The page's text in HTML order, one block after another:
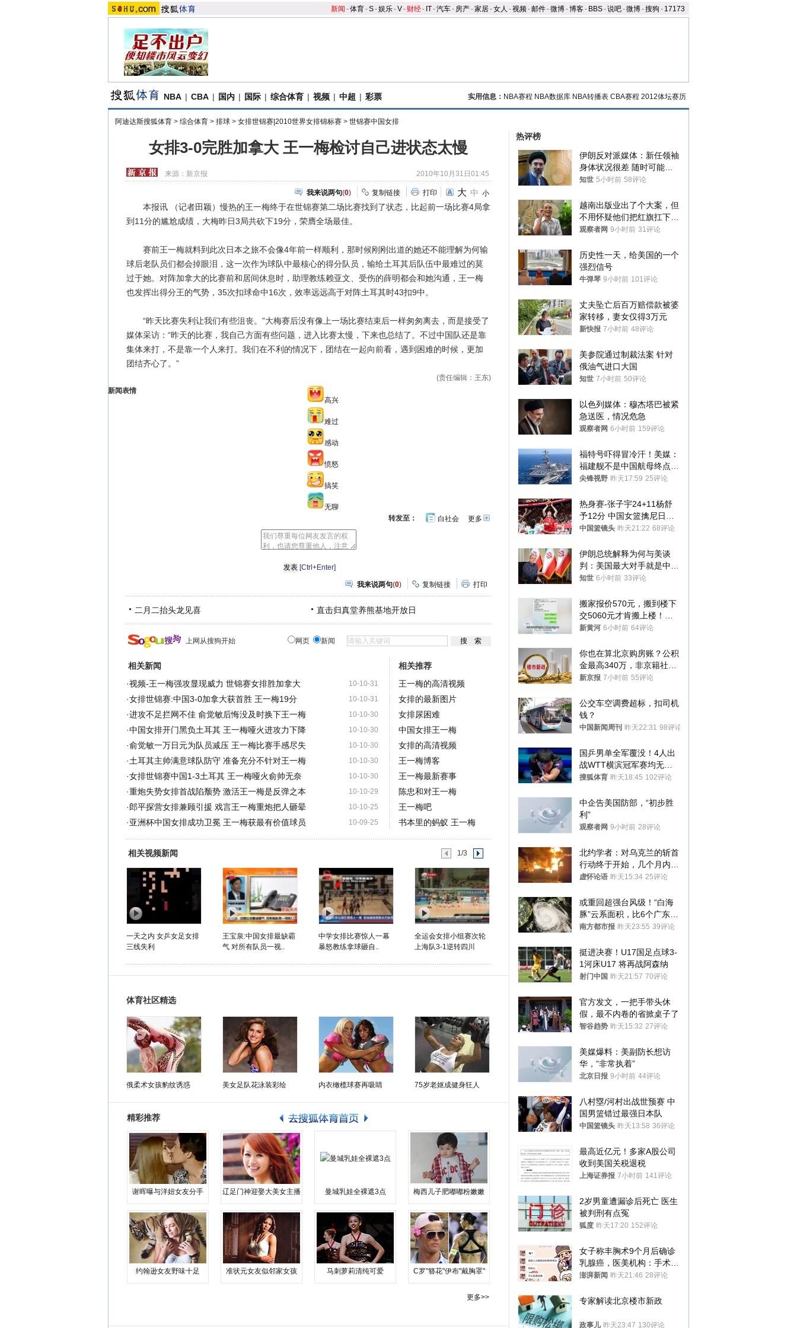
新闻 -体育-S-娱乐-V- 财经- IT-汽车- 房产-家居-女人 -视频-邮件-微博-博客- BBS-说吧-微博-搜狗 - 17173
NBA | CBA | 国内 | 国际 | 综合体育 | 视频 | 中超 | 彩票 实用信息： NBA赛程 NBA数据库 NBA转播表 CBA赛程 2012体坛赛历
阿迪达斯搜狐体育 > 综合体育 > 排球 > 女排世锦赛|2010世界女排锦标赛 > 世锦赛中国女排
女排3-0完胜加拿大 王一梅检讨自己进状态太慢
来源： 新京报 2010年10月31日01:45
我来说两句(0) 复制链接 打印 大 中 小
本报讯 （记者田颖）慢热的王一梅终于在世锦赛第二场比赛找到了状态，比起前一场比赛4局拿
到11分的尴尬成绩，大梅昨日3局共砍下19分，荣膺全场最佳。
赛前王一梅就料到此次日本之旅不会像4年前一样顺利，那时候刚刚出道的她还不能理解为何输
球后老队员们都会掉眼泪，这一次作为球队中最核心的得分队员，输给土耳其后队伍中最难过的莫
过于她。对阵加拿大的比赛前和居间休息时，助理教练赖亚文、受伤的薛明都会和她沟通，王一梅
也发挥出得分王的气势，35次扣球命中16次，效率远远高于对阵土耳其时43扣9中。
“昨天比赛失利让我们有些沮丧。”大梅赛后没有像上一场比赛结束后一样匆匆离去，而是接受了
媒体采访：“昨天的比赛，我自己方面有些问题，进入比赛太慢，下来也总结了。不过中国队还是靠
集体来打，不是靠一个人来打。我们在不利的情况下，团结在一起向前看，遇到困难的时候，更加
团结齐心了。”
(责任编辑：王东)
新闻表情
高兴
难过
感动
愤怒
搞笑
无聊
更多开
转发至： 白社会
[Ctrl+Enter]
我来说两句(0) 复制链接 打印
二月二抬头龙见喜 直击归真堂养熊基地开放日
上网从搜狗开始 网页 新闻
相关新闻
10-10-31
·视频-王一梅强攻显现威力 世锦赛女排胜加拿大
10-10-31
·女排世锦赛:中国3-0加拿大获首胜 王一梅19分
10-10-30
·进攻不足拦网不佳 俞觉敏后悔没及时换下王一梅
10-10-30
·中国女排开门黑负土耳其 王一梅哑火进攻力下降
10-10-30
·俞觉敏一万日元为队员减压 王一梅比赛手感尽失
10-10-30
·土耳其主帅满意球队防守 准备充分不针对王一梅
10-10-30
·女排世锦赛中国1-3土耳其 王一梅哑火俞帅无奈
10-10-29
·重炮失势女排首战陷颓势 激活王一梅是反弹之本
10-10-25
·郎平探营女排兼顾引援 戏言王一梅重炮把人砸晕
10-09-25
·亚洲杯中国女排成功卫冕 王一梅获最有价值球员
相关推荐
王一梅的高清视频
女排的最新图片
女排尿困难
中国女排王一梅
女排的高清视频
王一梅博客
王一梅最新赛事
陈忠和对王一梅
王一梅吧
书本里的蚂蚁 王一梅
相关视频新闻 1/3
一天之内 女乒女足女排
三线失利
王宝泉:中国女排最缺霸
气 对所有队员一视..
中学女排比赛惊人一幕
暴怒教练拿球砸自..
全运会女排小组赛次轮
上海队3-1逆转四川
体育社区精选
俄柔术女孩豹纹诱惑 美女足队花泳装彩绘 内衣橄榄球赛再吸睛 75岁老妪成健身狂人
精彩推荐
谢晖曝与洋妞女友分手 辽足门神迎娶大美女主播 曼城乳娃全裸遮3点 梅西儿子肥嘟嘟粉嫩嫩
约翰逊女友野味十足 准状元女友似邻家女孩 马刺萝莉清纯可爱 C罗"簪花"伊布"戴胸罩"
更多>>
热评榜
伊朗反对派媒体：新任领袖
身体状况很差 随时可能离
世
知世 5小时前 58评论
越南出版业出了个大案，但
不用怀疑他们把红旗扛下去
的决心
观察者网 9小时前 31评论
历史性一天，给美国的一个
强烈信号
牛弹琴 9小时前 101评论
丈夫坠亡后百万赔偿款被婆
家转移，妻女仅得3万元
新快报 7小时前 48评论
美参院通过制裁法案 针对
俄油气进口大国
知世 7小时前 50评论
以色列媒体：穆杰塔巴被紧
急送医，情况危急
观察者网 6小时前 159评论
福特号吓得冒冷汗！美媒：
福建舰不是中国航母终点，
而是新起点！
尖锋视野 昨天17:59 25评论
热身赛-张子宇24+11杨舒
予12分 中国女篮擒尼日利
亚
中国篮镜头 昨天21:22 68评论
伊朗总统解释为何与美谈
判：美国最大对手就是中
国，但他们也在对话
知世 6小时前 33评论
搬家报价570元，搬到楼下
交5060元才肯搬上楼！女
子傻眼了……
新黄河 6小时前 64评论
你也在算北京购房账？公积
金最高340万，非京籍社保
1年
新京报 7小时前 55评论
公交车空调费超标，扣司机
钱？
中国新闻周刊 昨天22:31 98评论
国乒男单全军覆没！4人出
战WTT横滨冠军赛均无缘
八强
搜狐体育 昨天18:45 102评论
中企告美国防部，“初步胜
利”
观察者网 9小时前 28评论
北约学者：对乌克兰的斩首
行动终于开始，几个月内乌
将投降
虚怀论语 昨天15:34 25评论
或重回超强台风级！“白海
豚”云系面积，比6个广东还
大！深圳官方：注意这件事
南方都市报 昨天23:55 39评论
挺进决赛！U17国足点球3-
1河床U17 将再战阿森纳
射门中国 昨天21:57 70评论
官方发文，一把手带头休
假，最不内卷的省掀桌子了
智谷趋势 昨天15:32 27评论
美媒爆料：美副防长想访
华，“非常执着”
北京日报 9小时前 44评论
八村塁/河村出战世预赛 中
国男篮错过最强日本队
中国篮镜头 昨天13:58 36评论
最高近亿元！多家A股公司
收到美国关税退税
上海证券报 7小时前 141评论
2岁男童遭漏诊后死亡 医生
被判刑有点冤
狐度 昨天17:20 152评论
女子称丰胸术9个月后确诊
乳腺癌，医美机构：手术不
可能引发癌症，建议走司法
澎湃新闻 昨天21:46 28评论
专家解读北京楼市新政
政事儿 昨天23:47 130评论